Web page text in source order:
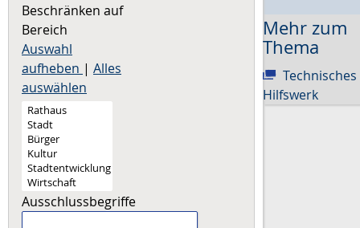
Beschränken auf
Bereich
Auswahl
aufheben | Alles
auswählen
Ausschlussbegriffe
Mehr zum
Thema
Technisches
Hilfswerk